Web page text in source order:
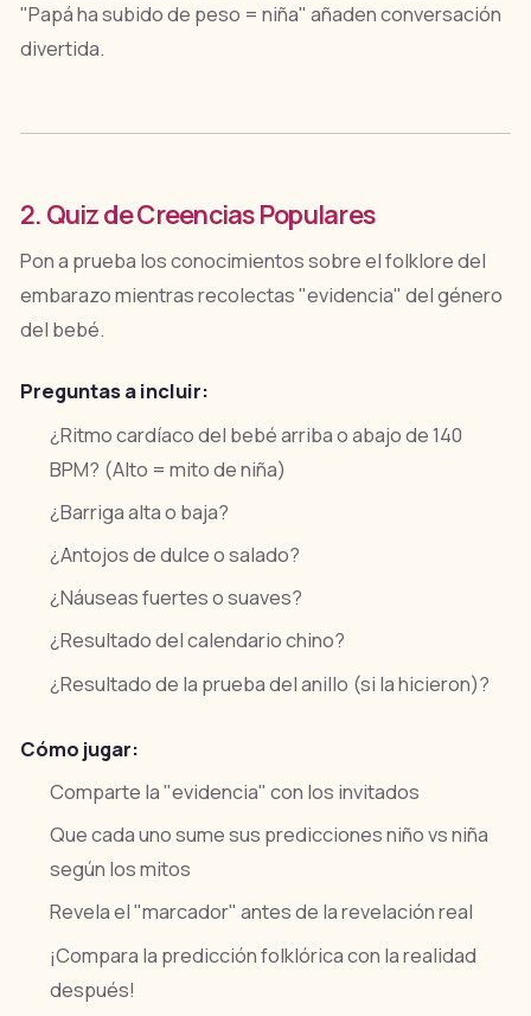
"Papá ha subido de peso = niña" añaden conversación
divertida.
2. Quiz de Creencias Populares
Pon a prueba los conocimientos sobre el folklore del
embarazo mientras recolectas "evidencia" del género
del bebé.
Preguntas a incluir:
¿Ritmo cardíaco del bebé arriba o abajo de 140
BPM? (Alto = mito de niña)
¿Barriga alta o baja?
¿Antojos de dulce o salado?
¿Náuseas fuertes o suaves?
¿Resultado del calendario chino?
¿Resultado de la prueba del anillo (si la hicieron)?
Cómo jugar:
Comparte la "evidencia" con los invitados
Que cada uno sume sus predicciones niño vs niña
según los mitos
Revela el "marcador" antes de la revelación real
¡Compara la predicción folklórica con la realidad
después!